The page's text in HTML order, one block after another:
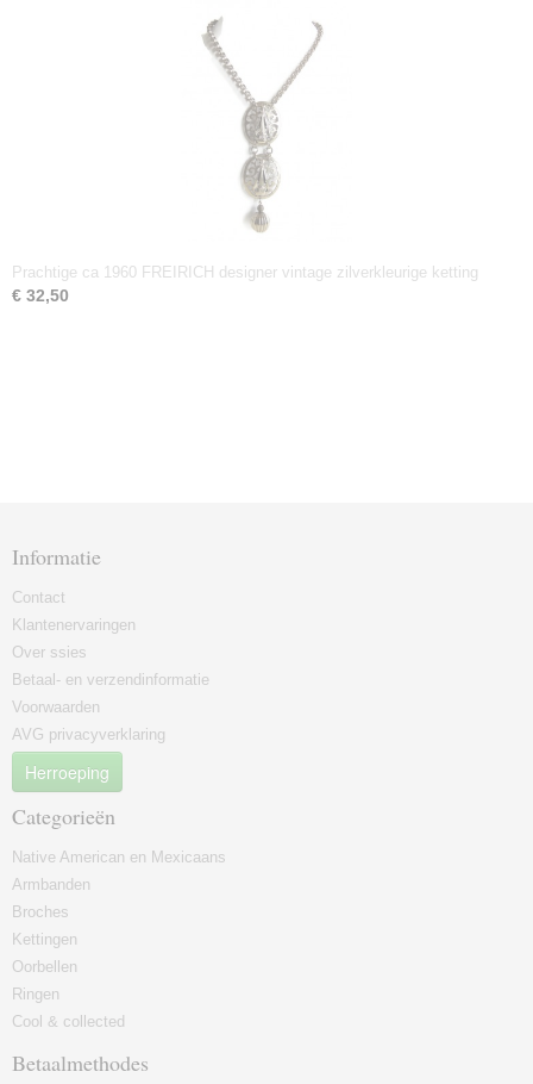
Prachtige ca 1960 FREIRICH designer vintage zilverkleurige ketting
€ 32,50
Informatie
Contact
Klantenervaringen
Over ssies
Betaal- en verzendinformatie
Voorwaarden
AVG privacyverklaring
Herroeping
Categorieën
Native American en Mexicaans
Armbanden
Broches
Kettingen
Oorbellen
Ringen
Cool & collected
Betaalmethodes